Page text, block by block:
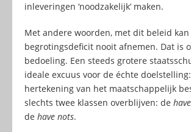
inleveringen ‘noodzakelijk’ maken.
Met andere woorden, met dit beleid
begrotingsdeficit nooit afnemen. Dat is
bedoeling. Een steeds grotere
ideale excuus voor de échte
hertekening van het maatschappelijk
slechts twee klassen overblijven: de
de have nots.